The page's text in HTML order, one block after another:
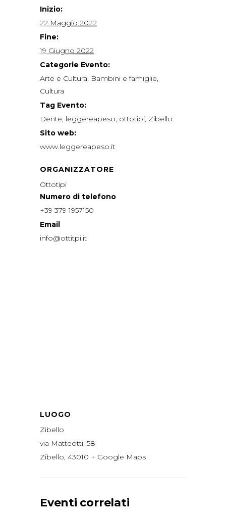
Inizio:
22 Maggio 2022
Fine:
19 Giugno 2022
Categorie Evento:
Arte e Cultura, Bambini e famiglie,
Cultura
Tag Evento:
Dente, leggereapeso, ottotipi, Zibello
Sito web:
www.leggereapeso.it
ORGANIZZATORE
Ottotipi
Numero di telefono
+39 379 1957150
Email
info@ottitpi.it
LUOGO
Zibello
via Matteotti, 58
Zibello, 43010 + Google Maps
Eventi correlati